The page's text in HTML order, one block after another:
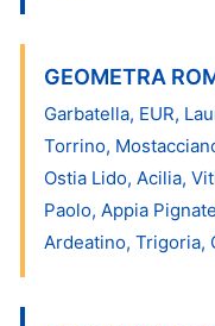
GEOMETRA
Garbatella, EUR,
Torrino,
Ostia Lido, Acilia,
Paolo, Appia
Ardeatino, Trigoria,